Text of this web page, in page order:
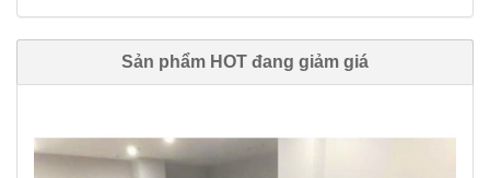
Sản phẩm HOT đang giảm giá